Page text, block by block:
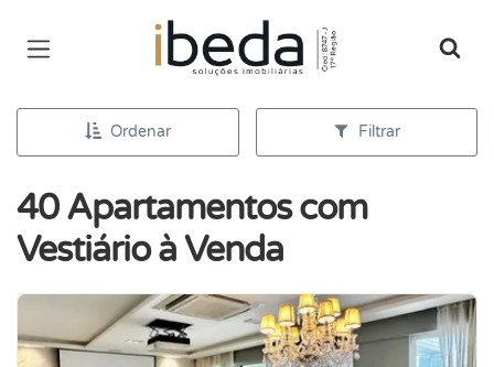
Página inicial
Ordenar Filtrar
40 Apartamentos com
Vestiário à Venda